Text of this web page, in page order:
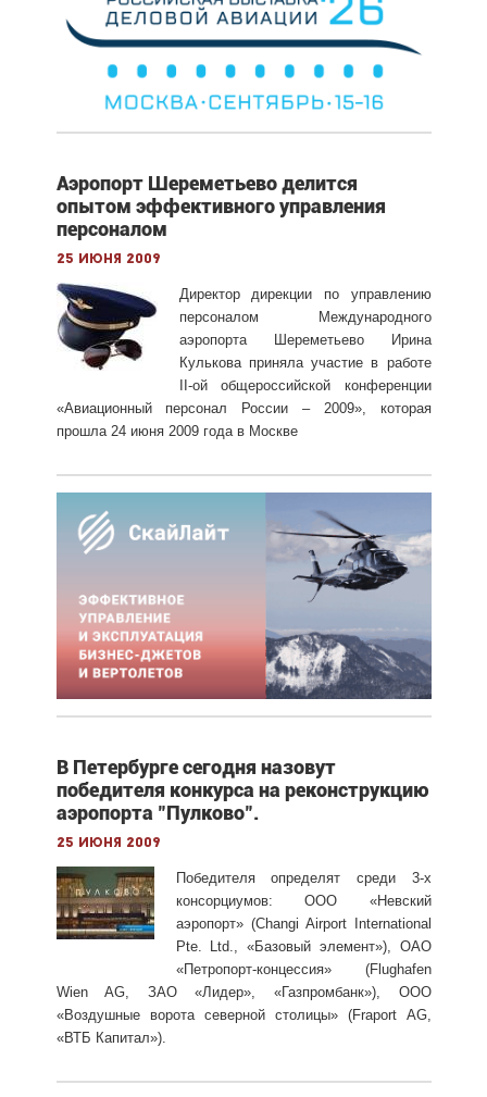
Аэропорт Шереметьево делится
опытом эффективного управления
персоналом
25 июня 2009
Директор дирекции по управлению
персоналом Международного
аэропорта Шереметьево Ирина
Кулькова приняла участие в работе
II-ой общероссийской конференции
«Авиационный персонал России – 2009», которая
прошла 24 июня 2009 года в Москве
В Петербурге сегодня назовут
победителя конкурса на реконструкцию
аэропорта "Пулково".
25 июня 2009
Победителя определят среди 3-х
консорциумов: ООО «Невский
аэропорт» (Changi Airport International
Pte. Ltd., «Базовый элемент»), ОАО
«Петропорт-концессия» (Flughafen
Wien AG, ЗАО «Лидер», «Газпромбанк»), ООО
«Воздушные ворота северной столицы» (Fraport AG,
«ВТБ Капитал»).